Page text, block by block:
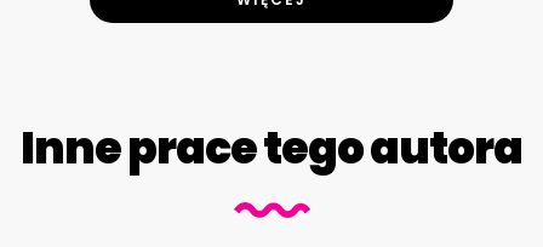
Inne prace tego autora